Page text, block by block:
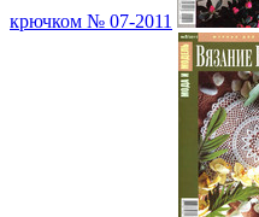
крючком № 07-2011